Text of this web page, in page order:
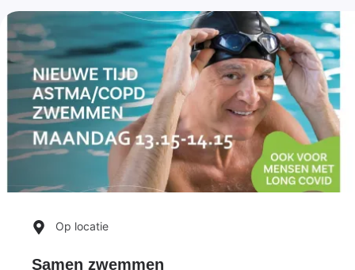
Op locatie
Samen zwemmen